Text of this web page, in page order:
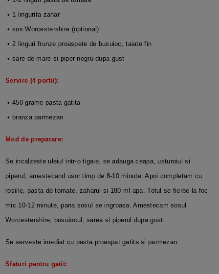
• 1 lingurita zahar
• sos Worcestershire (optional)
• 2 linguri frunze proaspete de busuioc, taiate fin
• sare de mare si piper negru dupa gust
Servire (4 portii):
• 450 grame pasta gatita
• branza parmezan
Mod de preparare:
Se incalzeste uleiul intr-o tigaie, se adauga ceapa, usturoiul si
piperul, amestecand usor timp de 8-10 minute. Apoi completam cu
rosiile, pasta de tomate, zaharul si 180 ml apa. Totul se fierbe la foc
mic 10-12 minute, pana sosul se ingroasa. Amestecam sosul
Worcestershire, busuiocul, sarea si piperul dupa gust.
Se serveste imediat cu pasta proaspat gatita si parmezan.
Sfaturi pentru gatit: